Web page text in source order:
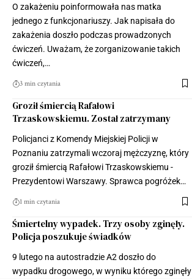
O zakażeniu poinformowała nas matka
jednego z funkcjonariuszy. Jak napisała do
zakażenia doszło podczas prowadzonych
ćwiczeń. Uważam, że zorganizowanie takich
ćwiczeń,…
3 min czytania
Groził śmiercią Rafałowi
Trzaskowskiemu. Został zatrzymany
Policjanci z Komendy Miejskiej Policji w
Poznaniu zatrzymali wczoraj mężczyznę, który
groził śmiercią Rafałowi Trzaskowskiemu -
Prezydentowi Warszawy. Sprawca pogróżek…
1 min czytania
Śmiertelny wypadek. Trzy osoby zginęły.
Policja poszukuje świadków
9 lutego na autostradzie A2 doszło do
wypadku drogowego, w wyniku którego zginęły